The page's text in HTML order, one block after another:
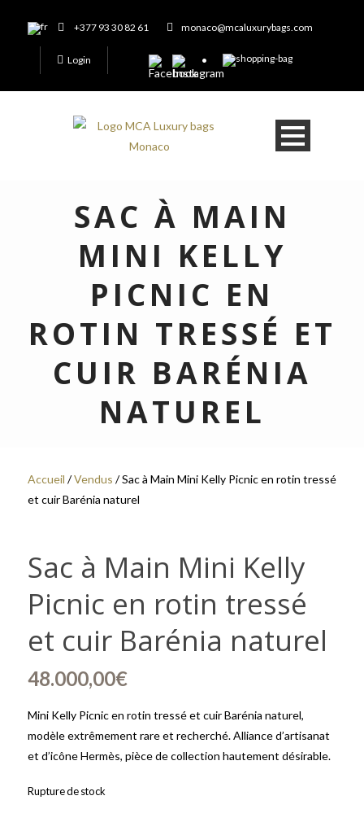
+377 93 30 82 61 monaco@mcaluxurybags.com
Login
SAC À MAIN
MINI KELLY
PICNIC EN
ROTIN TRESSÉ ET
CUIR BARÉNIA
NATUREL
Accueil /Vendus / Sac à Main Mini Kelly Picnic en rotin tressé
et cuir Barénia naturel
Sac à Main Mini Kelly
Picnic en rotin tressé
et cuir Barénia naturel
48.000,00€
Mini Kelly Picnic en rotin tressé et cuir Barénia naturel,
modèle extrêmement rare et recherché. Alliance d’artisanat
et d’icône Hermès, pièce de collection hautement désirable.
Rupture de stock